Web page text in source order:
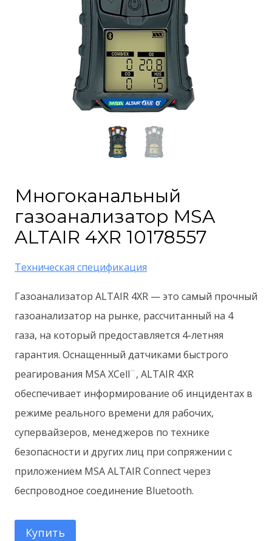
Многоканальный
газоанализатор MSA
ALTAIR 4XR 10178557
Техническая спецификация
Газоанализатор ALTAIR 4XR — это самый прочный
газоанализатор на рынке, рассчитанный на 4
газа, на который предоставляется 4-летняя
гарантия. Оснащенный датчиками быстрого
реагирования MSA XCell¨, ALTAIR 4XR
обеспечивает информирование об инцидентах в
режиме реального времени для рабочих,
супервайзеров, менеджеров по технике
безопасности и других лиц при сопряжении с
приложением MSA ALTAIR Connect через
беспроводное соединение Bluetooth.
Купить